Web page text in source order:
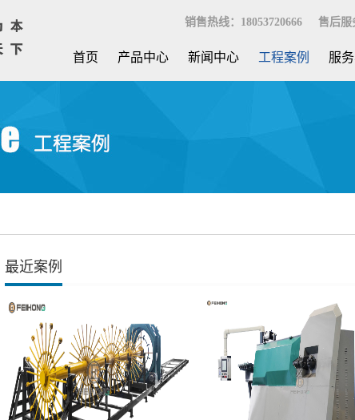
销售热线：18053720666 售后服
首页 产品中心 新闻中心 工程案例 服
最近案例